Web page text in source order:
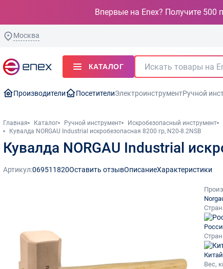
Впервые на Enex? Получите 500
Москва
КАТАЛОГ
Производители ПосетителиЭлектроинструментРучной
Главная Каталог Ручной инструмент Искробезопасный инструмент
Кувалда NORGAU Industrial искробезопасная 8200 гр, N20-8.2NSB
Кувалда NORGAU Industrial
Артикул:069511820Оставить отзывОписаниеХарактеристики
Китай
Вес,